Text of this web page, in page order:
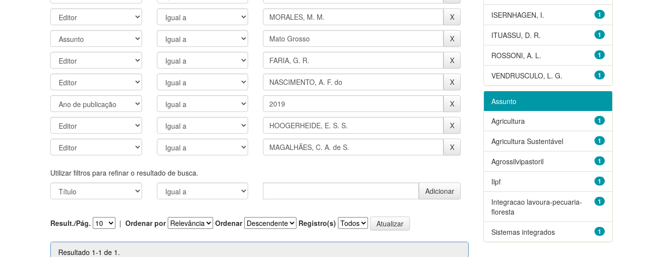
Utilizar filtros para refinar o resultado de busca.
Result./Pág. | Ordenar por Ordenar Registro(s)
Resultado 1-1 de 1.
1
ISERNHAGEN, I.
1
ITUASSU, D. R.
1
ROSSONI, A. L.
1
VENDRUSCULO, L. G.
Assunto
1
Agricultura
1
Agricultura Sustentável
1
Agrossilvipastoril
1
Ilpf
1
Integracao lavoura-pecuaria-
floresta
1
Sistemas integrados